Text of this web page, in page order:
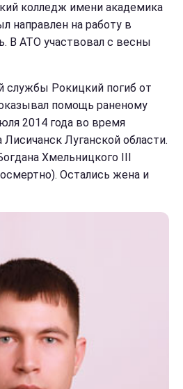
колледж имени академика
направлен на работу в
В АТО участвовал с весны
службы Рокицкий погиб от
помощь раненому
2014 года во время
Луганской области.
Хмельницкого III
Остались жена и